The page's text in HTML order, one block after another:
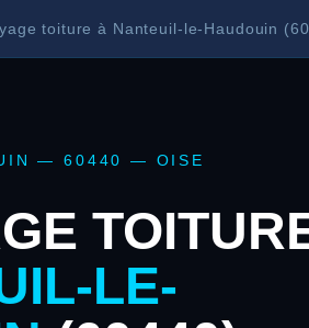
toiture à Nanteuil-le-Haudouin
— 60440 — OISE
LE-